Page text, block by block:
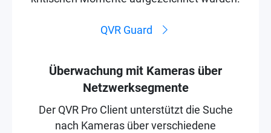
QVR Guard
Überwachung mit Kameras über
Netzwerksegmente
Der QVR Pro Client unterstützt die Suche
nach Kameras über verschiedene